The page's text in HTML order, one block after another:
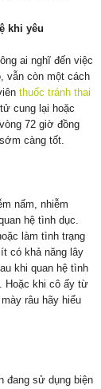
khi yêu
ai nghĩ đến việc
vẫn còn một cách
thuốc tránh thai
cung lại hoặc
72 giờ đồng
càng tốt.
nấm, nhiễm
hệ tình dục.
làm tình trạng
có khả năng lây
khi quan hệ tình
Hoặc khi cô ấy từ
râu hãy hiểu
đang sử dụng biện